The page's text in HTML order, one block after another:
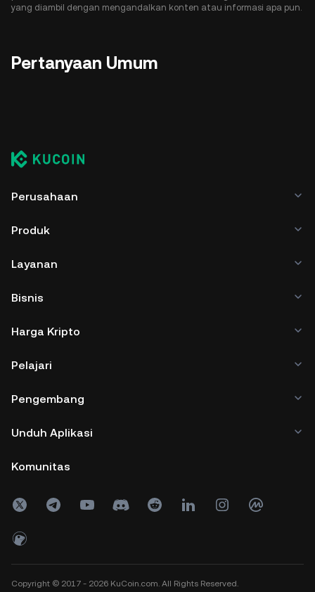
yang diambil dengan mengandalkan konten atau informasi apa pun.
Pertanyaan Umum
Perusahaan
Produk
Layanan
Bisnis
Harga Kripto
Pelajari
Pengembang
Unduh Aplikasi
Komunitas
Copyright © 2017 - 2026 KuCoin.com. All Rights Reserved.